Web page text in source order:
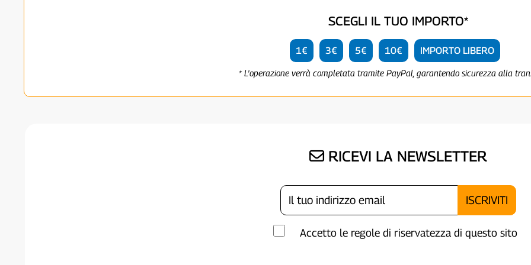
SCEGLI IL TUO IMPORTO*
1€ 3€ 5€ 10€ IMPORTO LIBERO
* L'operazione verrà completata tramite PayPal, garantendo sicurezza alla
RICEVI LA NEWSLETTER
Accetto le regole di riservatezza di questo sito